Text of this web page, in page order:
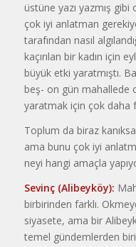
üstüne yazı yazmış gibi
çok iyi anlatman
tarafından nasıl
kaçırılan bir kadın için
büyük etki yaratmıştı.
beş- on gün mahallede
yaratmak için çok daha
Toplum da biraz
ama bunu çok iyi
neyi hangi amaçla
Sevinç (Alibeyköy):
birbirinden farklı.
siyasete, ama bir
temel gündemlerden